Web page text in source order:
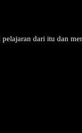
dari itu dan